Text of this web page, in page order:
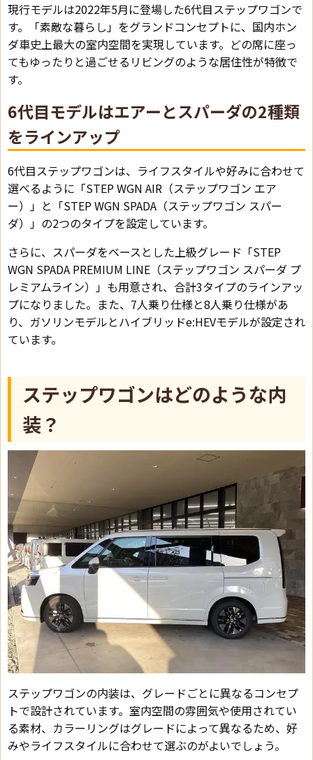
現行モデルは2022年5月に登場した6代目ステップワゴンで
す。「素敵な暮らし」をグランドコンセプトに、国内ホン
ダ車史上最大の室内空間を実現しています。どの席に座っ
てもゆったりと過ごせるリビングのような居住性が特徴で
す。
6代目モデルはエアーとスパーダの2種類
をラインアップ
6代目ステップワゴンは、ライフスタイルや好みに合わせて
選べるように「STEP WGN AIR（ステップワゴン エア
ー）」と「STEP WGN SPADA（ステップワゴン スパー
ダ）」の2つのタイプを設定しています。
さらに、スパーダをベースとした上級グレード「STEP
WGN SPADA PREMIUM LINE（ステップワゴン スパーダ プ
レミアムライン）」も用意され、合計3タイプのラインアッ
プになりました。また、7人乗り仕様と8人乗り仕様があ
り、ガソリンモデルとハイブリッドe:HEVモデルが設定され
ています。
ステップワゴンはどのような内
装？
ステップワゴンの内装は、グレードごとに異なるコンセプ
トで設計されています。室内空間の雰囲気や使用されてい
る素材、カラーリングはグレードによって異なるため、好
みやライフスタイルに合わせて選ぶのがよいでしょう。